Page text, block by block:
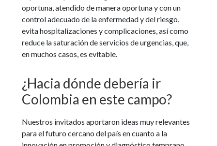
oportuna, atendido de manera oportuna y con un
control adecuado de la enfermedad y del riesgo,
evita hospitalizaciones y complicaciones, así como
reduce la saturación de servicios de urgencias, que,
en muchos casos, es evitable.
¿Hacia dónde debería ir
Colombia en este campo?
Nuestros invitados aportaron ideas muy relevantes
para el futuro cercano del país en cuanto a la